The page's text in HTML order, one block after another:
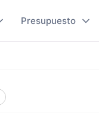
Presupuesto